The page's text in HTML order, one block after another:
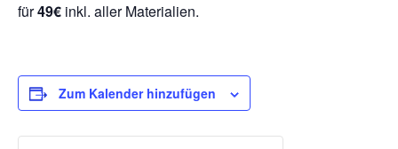
für49€ inkl. aller Materialien.
Zum Kalender hinzufügen